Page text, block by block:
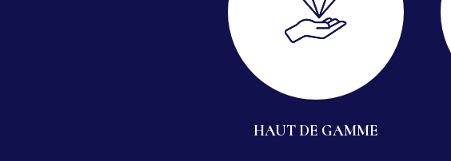
HAUT DE GAMME